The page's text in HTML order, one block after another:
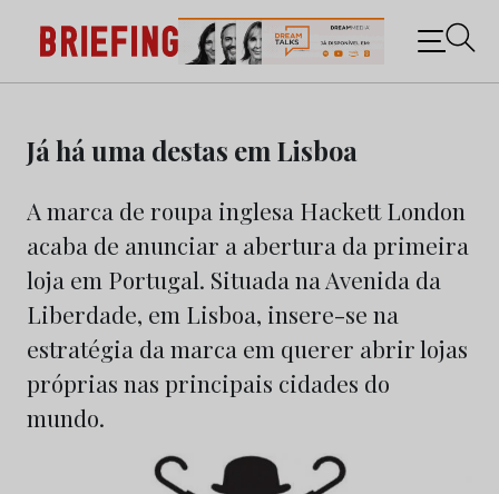
content
Briefing: Todas as notícias sobre os negócios do
Marketing e da Publicidade
Já há uma destas em Lisboa
A marca de roupa inglesa Hackett London
acaba de anunciar a abertura da primeira
loja em Portugal. Situada na Avenida da
Liberdade, em Lisboa, insere-se na
estratégia da marca em querer abrir lojas
próprias nas principais cidades do
mundo.